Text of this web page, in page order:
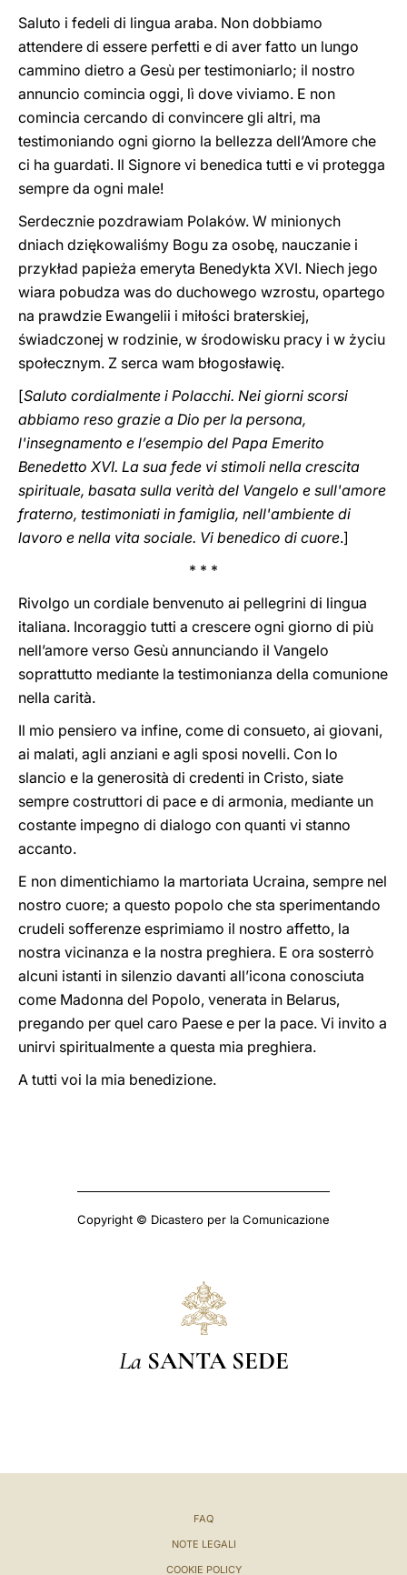
Saluto i fedeli di lingua araba. Non dobbiamo
attendere di essere perfetti e di aver fatto un lungo
cammino dietro a Gesù per testimoniarlo; il nostro
annuncio comincia oggi, lì dove viviamo. E non
comincia cercando di convincere gli altri, ma
testimoniando ogni giorno la bellezza dell’Amore che
ci ha guardati. Il Signore vi benedica tutti e vi protegga
‎sempre da ogni male‎‎‎‏!
Serdecznie pozdrawiam Polaków. W minionych
dniach dziękowaliśmy Bogu za osobę, nauczanie i
przykład papieża emeryta Benedykta XVI. Niech jego
wiara pobudza was do duchowego wzrostu, opartego
na prawdzie Ewangelii i miłości braterskiej,
świadczonej w rodzinie, w środowisku pracy i w życiu
społecznym. Z serca wam błogosławię.
[Saluto cordialmente i Polacchi. Nei giorni scorsi
abbiamo reso grazie a Dio per la persona,
l'insegnamento e l’esempio del Papa Emerito
Benedetto XVI. La sua fede vi stimoli nella crescita
spirituale, basata sulla verità del Vangelo e sull'amore
fraterno, testimoniati in famiglia, nell'ambiente di
lavoro e nella vita sociale. Vi benedico di cuore.]
* * *
Rivolgo un cordiale benvenuto ai pellegrini di lingua
italiana. Incoraggio tutti a crescere ogni giorno di più
nell’amore verso Gesù annunciando il Vangelo
soprattutto mediante la testimonianza della comunione
nella carità.
Il mio pensiero va infine, come di consueto, ai giovani,
ai malati, agli anziani e agli sposi novelli. Con lo
slancio e la generosità di credenti in Cristo, siate
sempre costruttori di pace e di armonia, mediante un
costante impegno di dialogo con quanti vi stanno
accanto.
E non dimentichiamo la martoriata Ucraina, sempre nel
nostro cuore; a questo popolo che sta sperimentando
crudeli sofferenze esprimiamo il nostro affetto, la
nostra vicinanza e la nostra preghiera. E ora sosterrò
alcuni istanti in silenzio davanti all’icona conosciuta
come Madonna del Popolo, venerata in Belarus,
pregando per quel caro Paese e per la pace. Vi invito a
unirvi spiritualmente a questa mia preghiera.
A tutti voi la mia benedizione.
Copyright © Dicastero per la Comunicazione
La SANTA SEDE
FAQ
NOTE LEGALI
COOKIE POLICY